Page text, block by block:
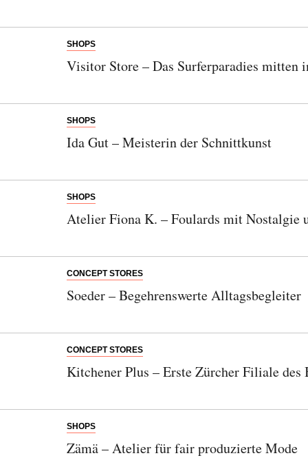
SHOPS
Visitor Store – Das Surferparadies mitten
SHOPS
Ida Gut – Meisterin der Schnittkunst
SHOPS
Atelier Fiona K. – Foulards mit Nostalgie
CONCEPT STORES
Soeder – Begehrenswerte Alltagsbegleiter
CONCEPT STORES
Kitchener Plus – Erste Zürcher Filiale des
SHOPS
Zämä – Atelier für fair produzierte Mode